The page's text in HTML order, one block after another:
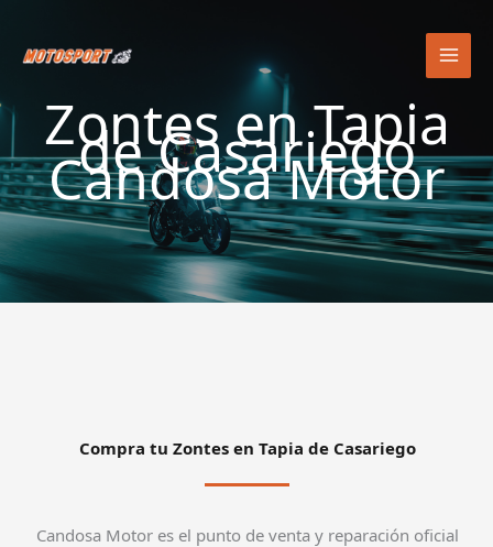
contenido
Zontes en Tapia
de Casariego
Candosa Motor
Compra tu Zontes en Tapia de Casariego
Candosa Motor es el punto de venta y reparación oficial